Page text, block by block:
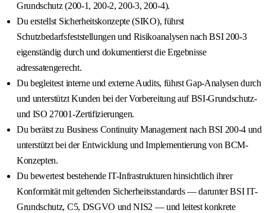
Grundschutz (200-1, 200-2, 200-3, 200-4).
Du erstellst Sicherheitskonzepte (SIKO), führst
Schutzbedarfsfeststellungen und Risikoanalysen nach BSI 200-3
eigenständig durch und dokumentierst die Ergebnisse
adressatengerecht.
Du begleitest interne und externe Audits, führst Gap-Analysen durch
und unterstützt Kunden bei der Vorbereitung auf BSI-Grundschutz-
und ISO 27001-Zertifizierungen.
Du berätst zu Business Continuity Management nach BSI 200-4 und
unterstützt bei der Entwicklung und Implementierung von BCM-
Konzepten.
Du bewertest bestehende IT-Infrastrukturen hinsichtlich ihrer
Konformität mit geltenden Sicherheitsstandards — darunter BSI IT-
Grundschutz, C5, DSGVO und NIS2 — und leitest konkrete